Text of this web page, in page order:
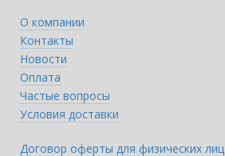
О компании
Контакты
Новости
Оплата
Частые вопросы
Условия доставки
Договор оферты для физических лиц